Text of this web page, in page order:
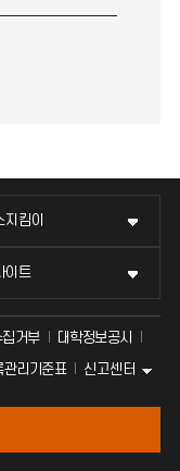
지킴이
이트
거부
대학정보공시
관리기준표 신고센터